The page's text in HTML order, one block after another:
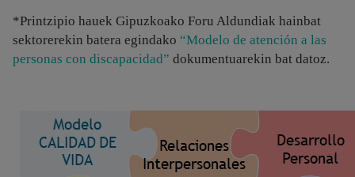
*Printzipio hauek Gipuzkoako Foru Aldundiak hainbat
sektorerekin batera egindako “Modelo de atención a las
personas con discapacidad” dokumentuarekin bat datoz.